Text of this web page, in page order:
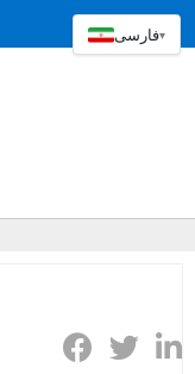
فارسی▾